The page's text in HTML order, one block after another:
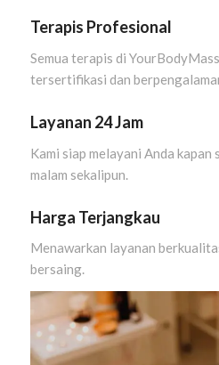
Terapis Profesional
Semua terapis di
tersertifikasi dan
Layanan 24 Jam
Kami siap melayani Anda kapan
malam sekalipun.
Harga Terjangkau
Menawarkan layanan
bersaing.